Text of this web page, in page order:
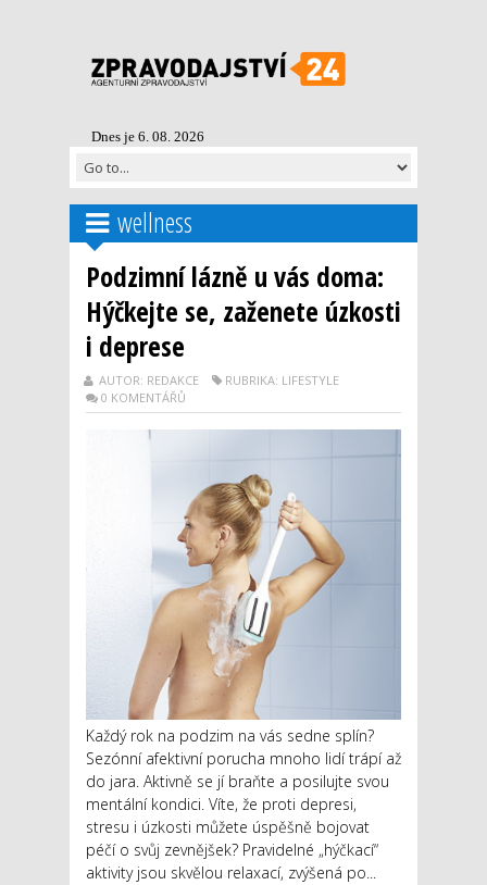
Dnes je 6. 08. 2026
wellness
Podzimní lázně u vás doma:
Hýčkejte se, zaženete úzkosti
i deprese
AUTOR: REDAKCE
RUBRIKA: LIFESTYLE
0 KOMENTÁŘŮ
Každý rok na podzim na vás sedne splín?
Sezónní afektivní porucha mnoho lidí trápí až
do jara. Aktivně se jí braňte a posilujte svou
mentální kondici. Víte, že proti depresi,
stresu i úzkosti můžete úspěšně bojovat
péčí o svůj zevnějšek? Pravidelné „hýčkací“
aktivity jsou skvělou relaxací, zvýšená po...